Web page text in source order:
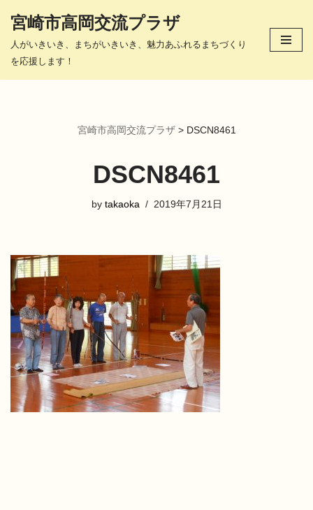
コ
宮崎市高岡交流プラザ
人がいきいき、まちがいきいき、魅力あふれるまちづくり
を応援します！
宮崎市高岡交流プラザ> DSCN8461
DSCN8461
by takaoka 2019年7月21日